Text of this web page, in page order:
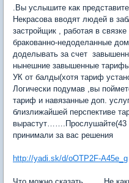
.Вы услышите как
Некрасова вводят людей в
застройщик , работая в
бракованно-недоделанные
доделывать за счет
нынешние завышенные
УК от балды(хотя тариф
Логически подумав ,вы
тариф и навязанные доп.
близлижайшей перспективе
вырастут…….Прослушайте(43
принимали за вас решения
http://yadi.sk/d/oOTP2F-A45e_g